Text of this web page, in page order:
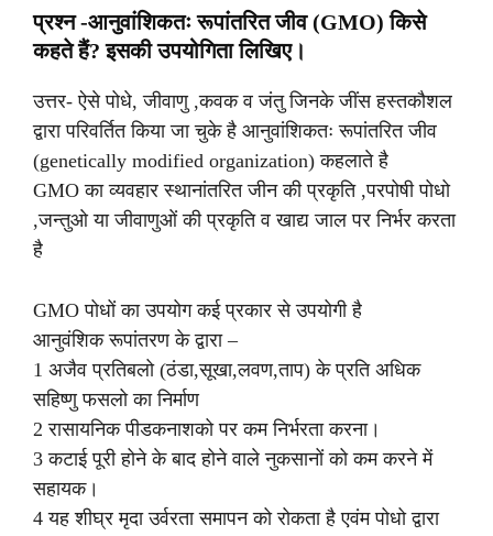
प्रश्न -आनुवांशिकतः रूपांतरित जीव (GMO) किसे
कहते हैं? इसकी उपयोगिता लिखिए।
उत्तर- ऐसे पोधे, जीवाणु ,कवक व जंतु जिनके जींस हस्तकौशल
द्वारा परिवर्तित किया जा चुके है आनुवांशिकतः रूपांतरित जीव
(genetically modified organization) कहलाते है
GMO का व्यवहार स्थानांतरित जीन की प्रकृति ,परपोषी पोधो
,जन्तुओ या जीवाणुओं की प्रकृति व खाद्य जाल पर निर्भर करता
है
GMO पोधों का उपयोग कई प्रकार से उपयोगी है
आनुवंशिक रूपांतरण के द्वारा –
1 अजैव प्रतिबलो (ठंडा,सूखा,लवण,ताप) के प्रति अधिक
सहिष्णु फसलो का निर्माण
2 रासायनिक पीडकनाशको पर कम निर्भरता करना।
3 कटाई पूरी होने के बाद होने वाले नुकसानों को कम करने में
सहायक।
4 यह शीघ्र मृदा उर्वरता समापन को रोकता है एवंम पोधो द्वारा